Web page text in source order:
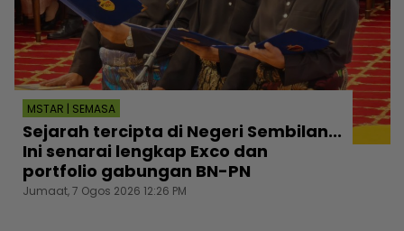
MSTAR | SEMASA
Sejarah tercipta di Negeri Sembilan...
Ini senarai lengkap Exco dan
portfolio gabungan BN-PN
Jumaat, 7 Ogos 2026 12:26 PM